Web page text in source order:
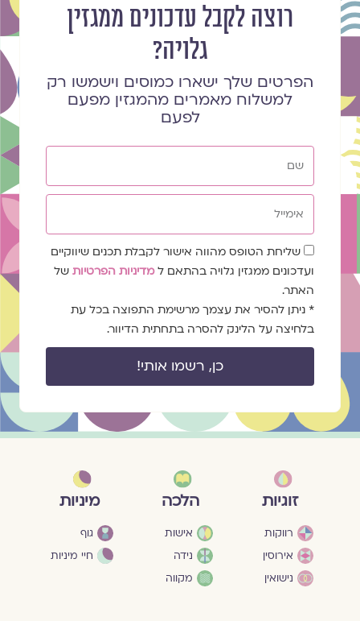
רוצה לקבל עדכונים ממגזין
גלויה?
הפרטים שלך ישארו כמוסים וישמשו רק
למשלוח מאמרים מהמגזין מפעם
לפעם
שדה
הסכמה
שליחת הטופס מהווה אישור לקבלת תכנים שיווקיים
ועדכונים ממגזין גלויה בהתאם למדיניות הפרטיות של
האתר.
* ניתן להסיר את עצמך מרשימת התפוצה בכל עת
בלחיצה על הלינק להסרה בתחתית הדיוור.
כן, רשמו אותי!
זוגיות
רווקות
אירוסין
נישואין
הלכה
אישות
נידה
מקווה
מיניות
גוף
חיי מיניות